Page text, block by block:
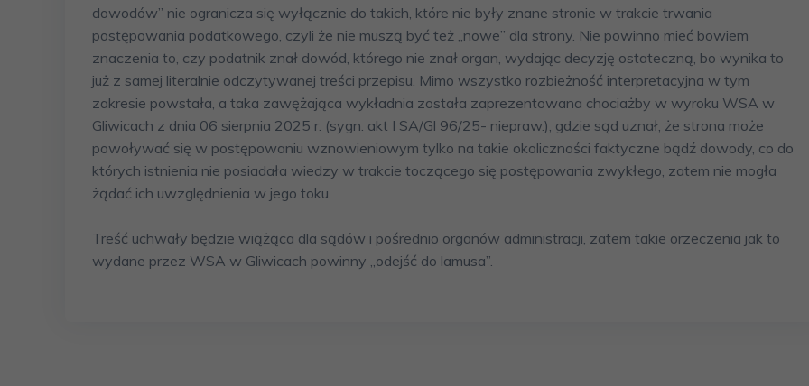
dowodów” nie ogranicza się wyłącznie do takich, które nie były znane stronie w trakcie trwania
postępowania podatkowego, czyli że nie muszą być też „nowe” dla strony. Nie powinno mieć bowiem
znaczenia to, czy podatnik znał dowód, którego nie znał organ, wydając decyzję ostateczną, bo wynika to
już z samej literalnie odczytywanej treści przepisu. Mimo wszystko rozbieżność interpretacyjna w tym
zakresie powstała, a taka zawężająca wykładnia została zaprezentowana chociażby w wyroku WSA w
Gliwicach z dnia 06 sierpnia 2025 r. (sygn. akt I SA/Gl 96/25- niepraw.), gdzie sąd uznał, że strona może
powoływać się w postępowaniu wznowieniowym tylko na takie okoliczności faktyczne bądź dowody, co do
których istnienia nie posiadała wiedzy w trakcie toczącego się postępowania zwykłego, zatem nie mogła
żądać ich uwzględnienia w jego toku.
Treść uchwały będzie wiążąca dla sądów i pośrednio organów administracji, zatem takie orzeczenia jak to
wydane przez WSA w Gliwicach powinny „odejść do lamusa”.